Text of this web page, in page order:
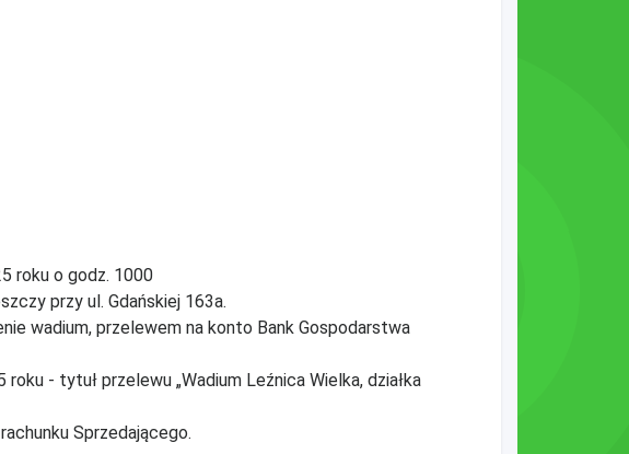
roku o godz. 1000
przy ul. Gdańskiej 163a.
wadium, przelewem na konto Bank Gospodarstwa
- tytuł przelewu „Wadium Leźnica Wielka, działka
Sprzedającego.